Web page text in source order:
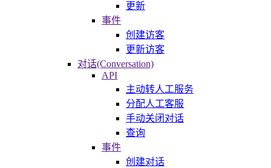
更新
事件
创建访客
更新访客
对话(Conversation)
API
主动转人工服务
分配人工客服
手动关闭对话
查询
事件
创建对话